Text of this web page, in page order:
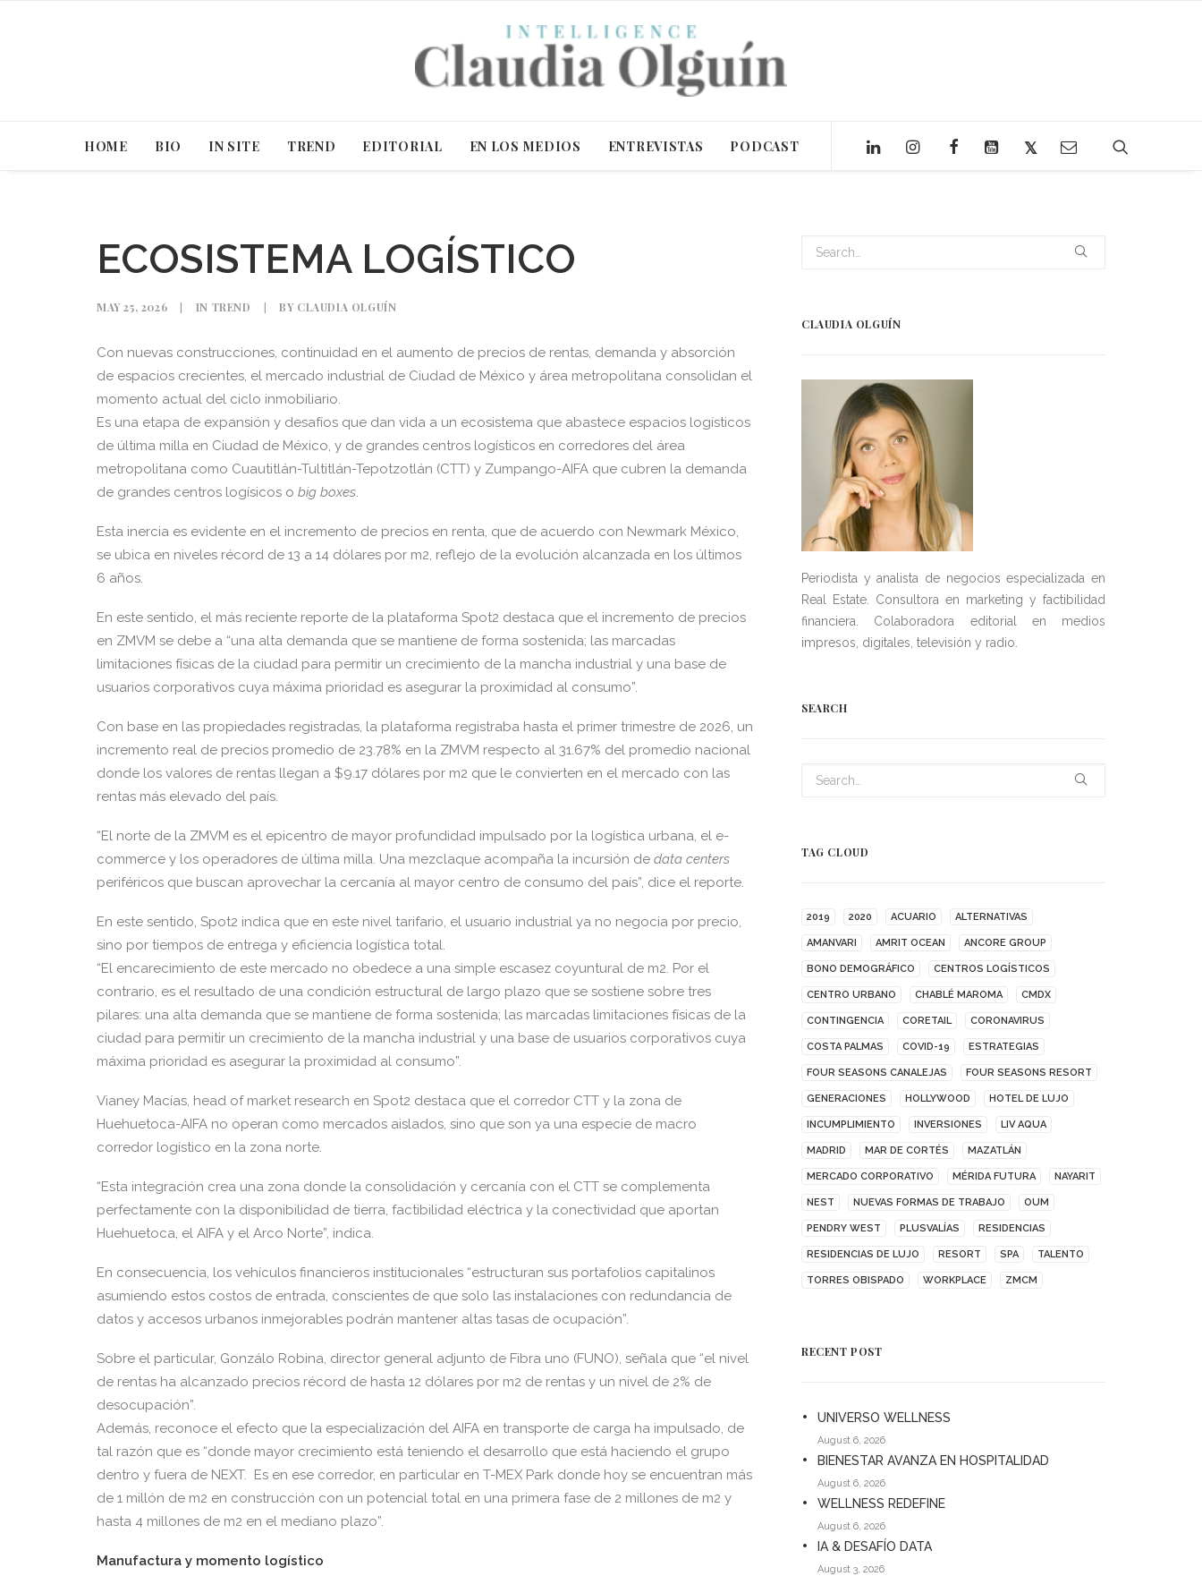
HOME BIO IN SITE TREND EDITORIAL EN LOS MEDIOS ENTREVISTAS PODCAST
ECOSISTEMA LOGÍSTICO
MAY 25, 2026 | IN TREND | BY CLAUDIA OLGUÍN
Con nuevas construcciones, continuidad en el aumento de precios de rentas, demanda y absorción
de espacios crecientes, el mercado industrial de Ciudad de México y área metropolitana consolidan el
momento actual del ciclo inmobiliario.
Es una etapa de expansión y desafíos que dan vida a un ecosistema que abastece espacios logísticos
de última milla en Ciudad de México, y de grandes centros logísticos en corredores del área
metropolitana como Cuautitlán-Tultitlán-Tepotzotlán (CTT) y Zumpango-AIFA que cubren la demanda
de grandes centros logísicos o big boxes.
Esta inercia es evidente en el incremento de precios en renta, que de acuerdo con Newmark México,
se ubica en niveles récord de 13 a 14 dólares por m2, reflejo de la evolución alcanzada en los últimos
6 años.
En este sentido, el más reciente reporte de la plataforma Spot2 destaca que el incremento de precios
en ZMVM se debe a “una alta demanda que se mantiene de forma sostenida; las marcadas
limitaciones físicas de la ciudad para permitir un crecimiento de la mancha industrial y una base de
usuarios corporativos cuya máxima prioridad es asegurar la proximidad al consumo”.
Con base en las propiedades registradas, la plataforma registraba hasta el primer trimestre de 2026, un
incremento real de precios promedio de 23.78% en la ZMVM respecto al 31.67% del promedio nacional
donde los valores de rentas llegan a $9.17 dólares por m2 que le convierten en el mercado con las
rentas más elevado del país.
“El norte de la ZMVM es el epicentro de mayor profundidad impulsado por la logística urbana, el e-
commerce y los operadores de última milla. Una mezclaque acompaña la incursión de data centers
periféricos que buscan aprovechar la cercanía al mayor centro de consumo del país”, dice el reporte.
En este sentido, Spot2 indica que en este nivel tarifario, el usuario industrial ya no negocia por precio,
sino por tiempos de entrega y eficiencia logística total.
“El encarecimiento de este mercado no obedece a una simple escasez coyuntural de m2. Por el
contrario, es el resultado de una condición estructural de largo plazo que se sostiene sobre tres
pilares: una alta demanda que se mantiene de forma sostenida; las marcadas limitaciones físicas de la
ciudad para permitir un crecimiento de la mancha industrial y una base de usuarios corporativos cuya
máxima prioridad es asegurar la proximidad al consumo”.
Vianey Macías, head of market research en Spot2 destaca que el corredor CTT y la zona de
Huehuetoca-AIFA no operan como mercados aislados, sino que son ya una especie de macro
corredor logístico en la zona norte.
“Esta integración crea una zona donde la consolidación y cercanía con el CTT se complementa
perfectamente con la disponibilidad de tierra, factibilidad eléctrica y la conectividad que aportan
Huehuetoca, el AIFA y el Arco Norte”, indica.
En consecuencia, los vehículos financieros institucionales “estructuran sus portafolios capitalinos
asumiendo estos costos de entrada, conscientes de que solo las instalaciones con redundancia de
datos y accesos urbanos inmejorables podrán mantener altas tasas de ocupación”.
Sobre el particular, Gonzálo Robina, director general adjunto de Fibra uno (FUNO), señala que “el nivel
de rentas ha alcanzado precios récord de hasta 12 dólares por m2 de rentas y un nivel de 2% de
desocupación”.
Además, reconoce el efecto que la especialización del AIFA en transporte de carga ha impulsado, de
tal razón que es “donde mayor crecimiento está teniendo el desarrollo que está haciendo el grupo
dentro y fuera de NEXT. Es en ese corredor, en particular en T-MEX Park donde hoy se encuentran más
de 1 millón de m2 en construcción con un potencial total en una primera fase de 2 millones de m2 y
hasta 4 millones de m2 en el mediano plazo”.
Manufactura y momento logístico
CLAUDIA OLGUÍN
Periodista y analista de negocios especializada en
Real Estate. Consultora en marketing y factibilidad
financiera. Colaboradora editorial en medios
impresos, digitales, televisión y radio.
SEARCH
TAG CLOUD
2019 2020 ACUARIO ALTERNATIVAS
AMANVARI AMRIT OCEAN ANCORE GROUP
BONO DEMOGRÁFICO CENTROS LOGÍSTICOS
CENTRO URBANO CHABLÉ MAROMA CMDX
CONTINGENCIA CORETAIL CORONAVIRUS
COSTA PALMAS COVID-19 ESTRATEGIAS
FOUR SEASONS CANALEJAS FOUR SEASONS RESORT
GENERACIONES HOLLYWOOD HOTEL DE LUJO
INCUMPLIMIENTO INVERSIONES LIV AQUA
MADRID MAR DE CORTÉS MAZATLÁN
MERCADO CORPORATIVO MÉRIDA FUTURA NAYARIT
NEST NUEVAS FORMAS DE TRABAJO OUM
PENDRY WEST PLUSVALÍAS RESIDENCIAS
RESIDENCIAS DE LUJO RESORT SPA TALENTO
TORRES OBISPADO WORKPLACE ZMCM
RECENT POST
UNIVERSO WELLNESS
August 6, 2026
BIENESTAR AVANZA EN HOSPITALIDAD
August 6, 2026
WELLNESS REDEFINE
August 6, 2026
IA & DESAFÍO DATA
August 3, 2026